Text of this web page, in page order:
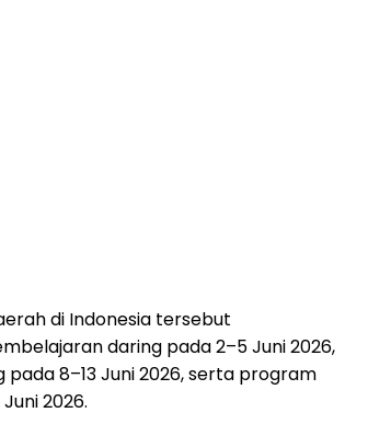
di Indonesia tersebut
daring pada 2–5 Juni 2026,
pada 8–13 Juni 2026, serta program
2026.